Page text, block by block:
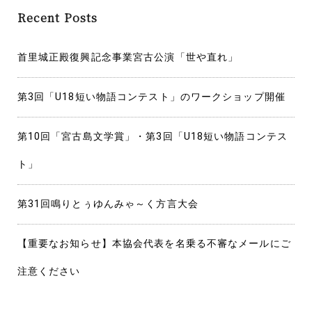
Recent Posts
首里城正殿復興記念事業宮古公演「世や直れ」
第3回「U18短い物語コンテスト」のワークショップ開催
第10回「宮古島文学賞」・第3回「U18短い物語コンテス
ト」
第31回鳴りとぅゆんみゃ～く方言大会
【重要なお知らせ】本協会代表を名乗る不審なメールにご
注意ください